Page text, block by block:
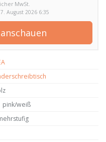
MwSt.
August 2026 6:35
pink/weiß